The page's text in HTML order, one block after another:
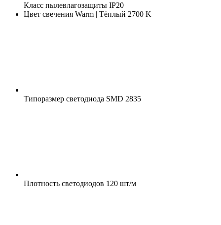
Класс пылевлагозащиты IP20
Цвет свечения Warm | Тёплый 2700 K
Типоразмер светодиода SMD 2835
Плотность светодиодов 120 шт/м